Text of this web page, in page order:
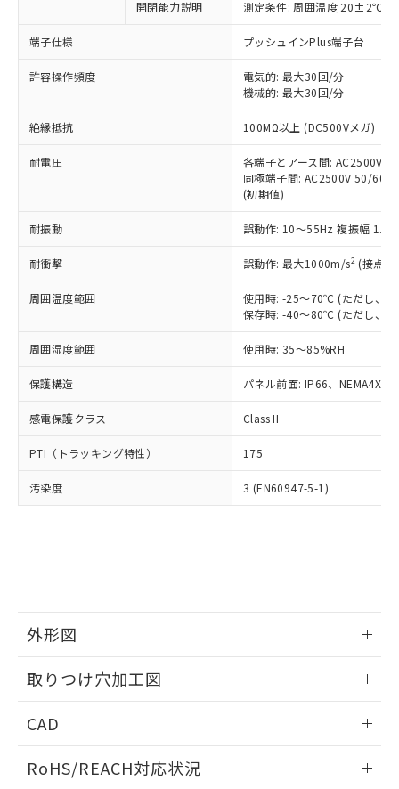
開閉能力説明 測定条件: 周囲温度 20±2℃、
端子仕様 プッシュインPlus端子台
許容操作頻度
電気的: 最大30回/分
機械的: 最大30回/分
絶縁抵抗 100MΩ以上 (DC500Vメガ)
耐電圧
各端子とアース間: AC2500V
同極端子間: AC2500V 50/
(初期値)
耐振動 誤動作: 10～55Hz 複振幅
耐衝撃 誤動作: 最大1000m/s2 (接点
周囲温度範囲
使用時: -25～70℃ (ただし、氷
保存時: -40～80℃ (ただし、氷
周囲湿度範囲 使用時: 35～85%RH
保護構造 パネル前面: IP66、NEMA4X,
感電保護クラス Class II
PTI（トラッキング特性） 175
汚染度 3 (EN60947-5-1)
外形図
取りつけ穴加工図
CAD
ドすることができます。
RoHS/REACH対応状況
以下の条件をお読みいただき、同意のうえ
ご利用ください。
本サービスは、当社制御機器事業取扱
商品の当社在庫状況および標準価格
(税抜)を提供させていただくもので
当社制御機器事業取扱商品の中には、
本サービスの対象外となる商品もある
ことをご了承ください。
在庫状況および標準価格照会結果は、
記載している更新日時点での社内デー
タに基づき作成されるものであり、閲
覧された時点での実際の在庫および標
準価格とは異なる場合があることをご
正式な納期状況および標準価格はお客
様のお取引先、またはお客様担当のオ
ムロン制御機器販売店・当社販売員に
オムロン制御機器販売店や当社販売拠
点は「
販売ネットワーク
」をご確認
在庫状況および標準価格結果を当社の
事前の承諾なく第三者に漏洩または開
示しないようお願いします。
マイパーツ機能（部品リスト作成サー
および当社の共同利用者が、当社の製
引・商談に必要な範囲で利用すること
をご了承ください。
※当社の共同利用者とは、
指します。
対応予定なし：EU RoHS指令（10物質）の
非含有に非対応の商品で、対応品を出す予
定はありません。
非含有の対応状況を調査中または確認中の
非該当品：ライセンス料など無形物で、有
害物質有無と関係のない商品です。
仕入先様の事情により、非含有部品として
いたものが、含有品と判明した場合などや
むを得ず変更することがあります。
鉛(Pb) 1000ppm以下、 水銀(Hg) 1000ppm以下、 カド
(PBDE) 1000ppm以下、フタル酸ビス(2-エチルヘキシ
ル) (DEHP)(別名：DOP) 1000ppm以下、フタル酸ブチ
ルベンジル（BBP） 1000ppm以下、フタル酸ジブチル
（DBP） 1000ppm以下、フタル酸ジイソブチル
(DIBP) 1000ppm以下
但し、RoHS指令で産業用監視および制御機器に対する
適用除外項目は除く。
※2 対応予定月
部品在庫の切り替え状況などにより、予定
下記の非含有証明書をダウンロードするこ
とができます。
EU RoHS指令（10物質）の非含有証明書
51物質の非含有証明書（当社基準）
るもので、過去に遡って非含有を証明する
ものではありません。
また、RoHS指令のフタル酸エステル類４
※1 中国RoHS○×表
「○」：最大均質材料含有率が中国RoHSの
基準値以下であることを示します。
「×」：最大均質材料含有率が中国RoHSの
基準値を超えていることを示します。
「－」：未確認です。当社販売部門へお問
*中国RoHS10物質の基準値 (GB/T26572)：
Pb(鉛) :1000ppm、 Hg(水銀) : 1000ppm、 Cd(カドミウ
Cr(Ⅵ)(六価クロム) : 1000ppm、 PBBs(ポリ臭化ビフェ
ニル類) : 1000ppm、 PBDEs(ポリ臭化ジフェニルエーテ
DBP(フタル酸ジブチル) : 1000ppm、 DIBP(フタル酸ジ
イソブチル) : 1000ppm、 BBP(フタル酸ブチルベンジ
ル) : 1000ppm、
DEHP(フタル酸ビス(2-エチルヘキシル)) : 1000ppm
※2 環境保護使用期限
「ｅ」：有害物質（10物質）のすべてが基
「10」：通常の使用状況下において有害物
当社は、これら貴社製品のうち、外国
為替および外国貿易法に定める商品
（以下｢規制貨物等」という）を輸出
または国外への提供する場合は、日本
国政府の輸出許可(または役務取引許
当社は規制貨物を破棄する場合は、完
全に破砕するなど、違法に輸出されな
いよう必要な手段を講じます。
当社は貴社製品を、核兵器、ミサイ
ル、化学兵器、生物兵器またはその他
武器並びにこれらの製造装置等に一切
使用いたしません。
当社は、貴社製品を第三者に販売する
場合は、上記1、2および3の内容を当
該第三者に通知します。また当社は、
販売先および販売に係わる関係者が違
○ 一定数以上の在庫あり
△ 一定数には満たないが在庫あり
在庫なし(最新の在庫状況につ
たはお客様担当のオムロン制御
機器販売店・当社販売員にご確
空
受注生産機種、また在庫状況の